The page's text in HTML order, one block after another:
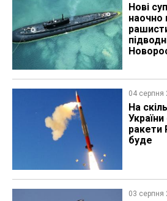
Нові
наочно
04 серпня
На
ракети
буде
03 серпня